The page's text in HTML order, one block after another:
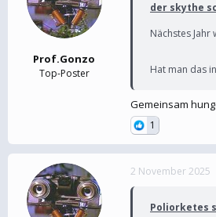
Prof.Gonzo
Top-Poster
der skythe
Nächstes
Hat man das
Gemeinsam
1
2 November 2025
Poliorketes